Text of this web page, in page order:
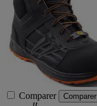
Comparer Comparer